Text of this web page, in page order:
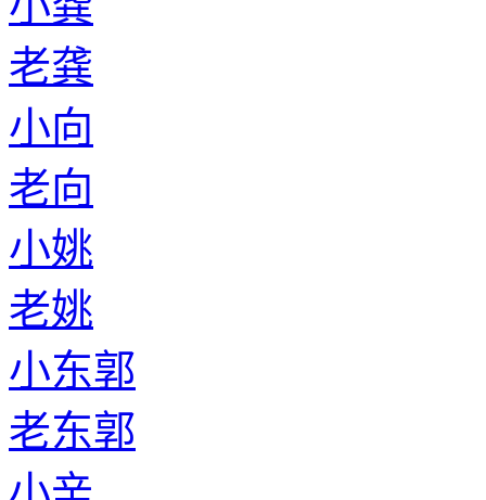
老龚
小向
老向
小姚
老姚
小东郭
老东郭